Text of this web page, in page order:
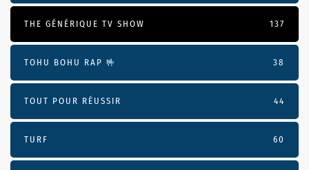
THE GÉNÉRIQUE TV SHOW 137
TOHU BOHU RAP 🤟 38
TOUT POUR RÉUSSIR 44
TURF 60